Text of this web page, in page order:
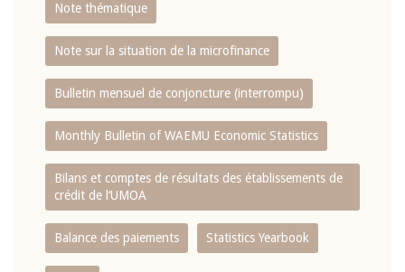
Note thématique
Note sur la situation de la microfinance
Bulletin mensuel de conjoncture (interrompu)
Monthly Bulletin of WAEMU Economic Statistics
Bilans et comptes de résultats des établissements de
crédit de l‘UMOA
Balance des paiements Statistics Yearbook